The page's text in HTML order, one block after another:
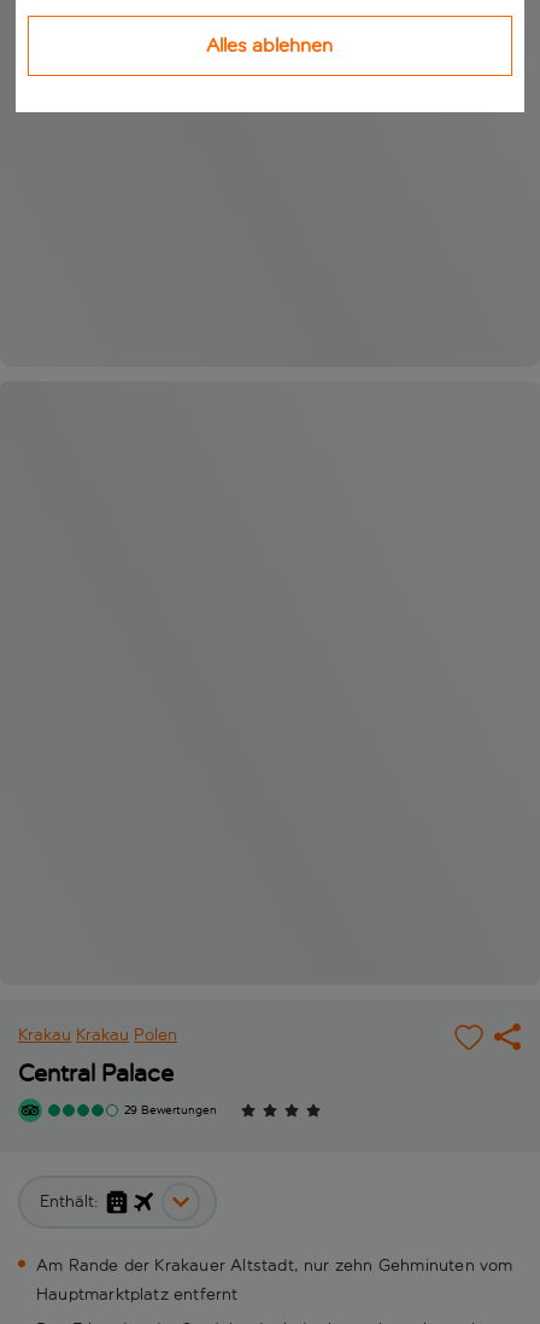
Krakau Krakau Polen
Central Palace
29 Bewertungen
Enthält:
Am Rande der Krakauer Altstadt, nur zehn Gehminuten vom
Hauptmarktplatz entfernt
Alles ablehnen